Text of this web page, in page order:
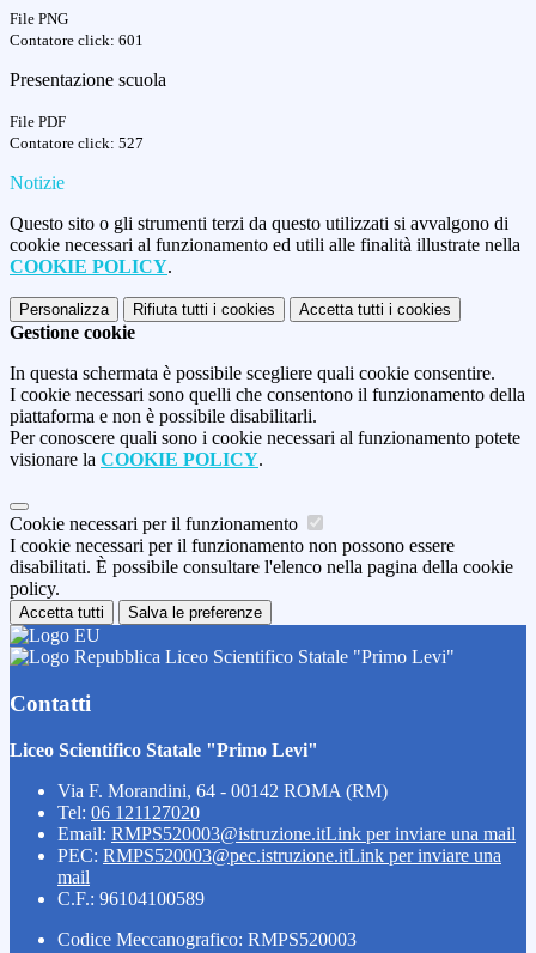
File PNG
Contatore click: 601
Presentazione scuola
File PDF
Contatore click: 527
Notizie
Questo sito o gli strumenti terzi da questo utilizzati si avvalgono di
cookie necessari al funzionamento ed utili alle finalità illustrate nella
COOKIE POLICY.
Personalizza Rifiuta tutti i cookies Accetta tutti i cookies
Gestione cookie
In questa schermata è possibile scegliere quali cookie consentire.
I cookie necessari sono quelli che consentono il funzionamento della
piattaforma e non è possibile disabilitarli.
Per conoscere quali sono i cookie necessari al funzionamento potete
visionare la COOKIE POLICY.
Cookie necessari per il funzionamento
I cookie necessari per il funzionamento non possono essere
disabilitati. È possibile consultare l'elenco nella pagina della cookie
policy.
Accetta tutti Salva le preferenze
Liceo Scientifico Statale "Primo Levi"
Contatti
Liceo Scientifico Statale "Primo Levi"
Via F. Morandini, 64 - 00142 ROMA (RM)
Tel: 06 121127020
Email: RMPS520003@istruzione.itLink per inviare una mail
PEC: RMPS520003@pec.istruzione.itLink per inviare una
mail
C.F.: 96104100589
Codice Meccanografico: RMPS520003